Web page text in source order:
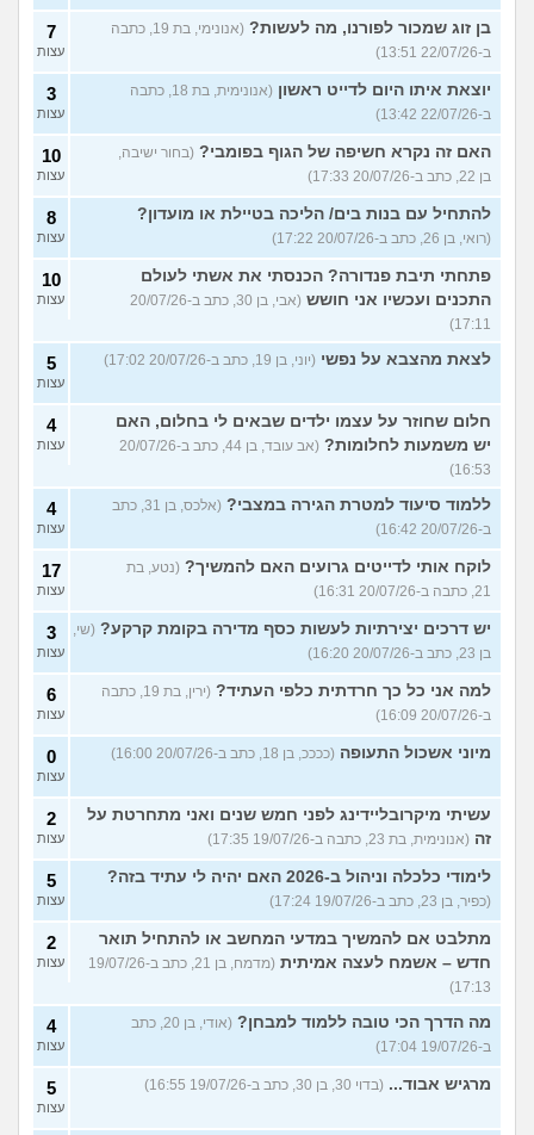
בן זוג שמכור לפורנו, מה לעשות?
(אנונימי, בת 19, כתבה
ב-22/07/26 13:51)
7
עצות
יוצאת איתו היום לדייט ראשון
(אנונימית, בת 18, כתבה
ב-22/07/26 13:42)
3
עצות
האם זה נקרא חשיפה של הגוף בפומבי? (בחור ישיבה,
בן 22, כתב ב-20/07/26 17:33)
10
עצות
להתחיל עם בנות בים/ הליכה בטיילת או מועדון?
(רואי, בן 26, כתב ב-20/07/26 17:22)
8
עצות
פתחתי תיבת פנדורה? הכנסתי את אשתי לעולם
התכנים ועכשיו אני חושש
(אבי, בן 30, כתב ב-20/07/26
17:11)
10
עצות
לצאת מהצבא על נפשי (יוני, בן 19, כתב ב-20/07/26 17:02) 5
עצות
חלום שחוזר על עצמו ילדים שבאים לי בחלום, האם
יש משמעות לחלומות?
(אב עובד, בן 44, כתב ב-20/07/26
16:53)
4
עצות
ללמוד סיעוד למטרת הגירה במצבי?
(אלכס, בן 31, כתב
ב-20/07/26 16:42)
4
עצות
לוקח אותי לדייטים גרועים האם להמשיך? (נטע, בת
21, כתבה ב-20/07/26 16:31)
17
עצות
יש דרכים יצירתיות לעשות כסף מדירה בקומת קרקע? (שי,
בן 23, כתב ב-20/07/26 16:20)
3
עצות
למה אני כל כך חרדתית כלפי העתיד?
(ירין, בת 19, כתבה
ב-20/07/26 16:09)
6
עצות
מיוני אשכול התעופה (ככככ, בן 18, כתב ב-20/07/26 16:00) 0
עצות
עשיתי מיקרובליידינג לפני חמש שנים ואני מתחרטת על
זה (אנונימית, בת 23, כתבה ב-19/07/26 17:35)
2
עצות
לימודי כלכלה וניהול ב-2026 האם יהיה לי עתיד בזה?
(כפיר, בן 23, כתב ב-19/07/26 17:24)
5
עצות
מתלבט אם להמשיך במדעי המחשב או להתחיל תואר
חדש – אשמח לעצה אמיתית
(מדמח, בן 21, כתב ב-19/07/26
17:13)
2
עצות
מה הדרך הכי טובה ללמוד למבחן?
(אודי, בן 20, כתב
ב-19/07/26 17:04)
4
עצות
מרגיש אבוד... (בדוי 30, בן 30, כתב ב-19/07/26 16:55) 5
עצות